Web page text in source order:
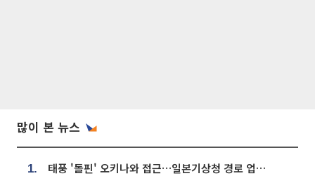
많이 본 뉴스
1. 태풍 '돌핀' 오키나와 접근…일본기상청 경로 업데이트